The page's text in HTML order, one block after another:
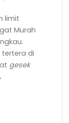
limit
Murah
di
gesek